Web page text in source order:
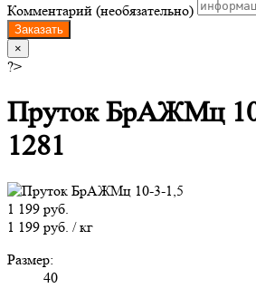
Комментарий (необязательно)
Заказать
×
?>
Пруток БрАЖМц
1281
1 199 руб.
1 199 руб. / кг
Размер:
40